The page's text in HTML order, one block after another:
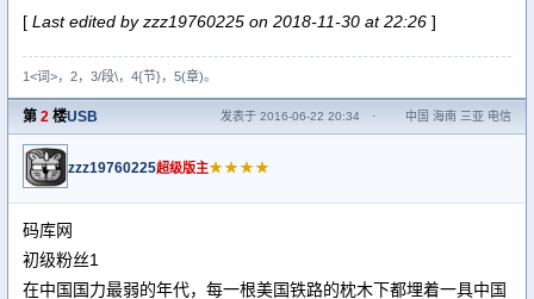
[ Last edited by zzz19760225 on 2018-11-30 at 22:26 ]
1<词>，2，3/段\，4{节}，5(章)。
第 2 楼USB 发表于 2016-06-22 20:34 · 中国 海南 三亚 电信
zzz19760225超级版主★★★★
码库网
初级粉丝1
在中国国力最弱的年代，每一根美国铁路的枕木下都埋着一具中国